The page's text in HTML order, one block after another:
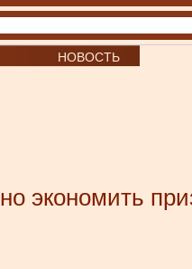
НОВОСТЬ
экономить